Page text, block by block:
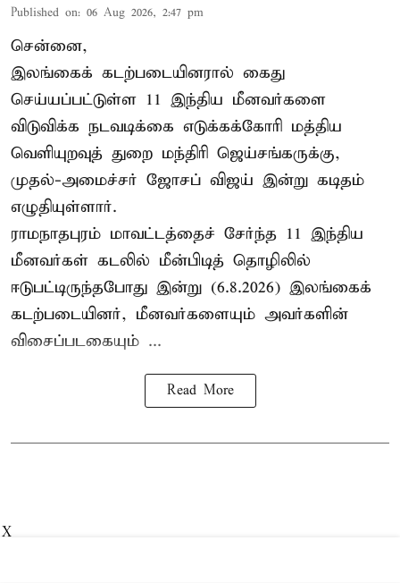
Published on: 06 Aug 2026, 2:47 pm
சென்னை,
இலங்கைக் கடற்படையினரால் கைது
செய்யப்பட்டுள்ள 11 இந்திய மீனவர்களை
விடுவிக்க நடவடிக்கை எடுக்கக்கோரி மத்திய
வெளியுறவுத் துறை மந்திரி ஜெய்சங்கருக்கு,
முதல்-அமைச்சர் ஜோசப் விஜய் இன்று கடிதம்
எழுதியுள்ளார்.
ராமநாதபுரம் மாவட்டத்தைச் சேர்ந்த 11 இந்திய
மீனவர்கள் கடலில் மீன்பிடித் தொழிலில்
ஈடுபட்டிருந்தபோது இன்று (6.8.2026) இலங்கைக்
கடற்படையினர், மீனவர்களையும் அவர்களின்
விசைப்படகையும் ...
Read More
X